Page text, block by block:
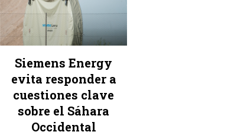
Siemens Energy
evita responder a
cuestiones clave
sobre el Sáhara
Occidental